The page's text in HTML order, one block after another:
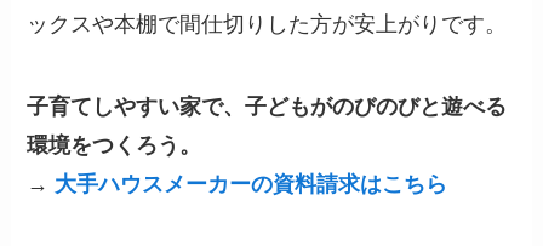
ックスや本棚で間仕切りした方が安上がりです。
子育てしやすい家で、子どもがのびのびと遊べる
環境をつくろう。
→ 大手ハウスメーカーの資料請求はこちら